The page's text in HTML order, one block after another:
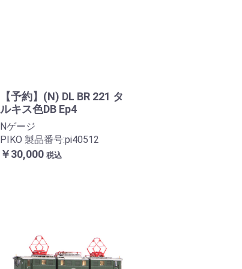
【予約】(N) DL BR 221 タ
ルキス色DB Ep4
Nゲージ
PIKO 製品番号:pi40512
￥30,000 税込